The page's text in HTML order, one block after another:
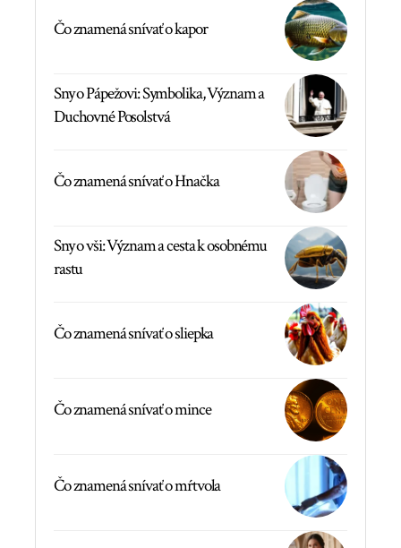
Čo znamená snívať o kapor
Sny o Pápežovi: Symbolika, Význam a
Duchovné Posolstvá
Čo znamená snívať o Hnačka
Sny o vši: Význam a cesta k osobnému
rastu
Čo znamená snívať o sliepka
Čo znamená snívať o mince
Čo znamená snívať o mŕtvola